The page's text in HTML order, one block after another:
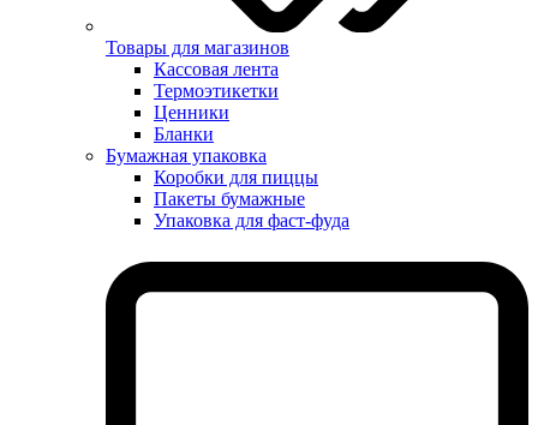
Товары для магазинов
Кассовая лента
Термоэтикетки
Ценники
Бланки
Бумажная упаковка
Коробки для пиццы
Пакеты бумажные
Упаковка для фаст-фуда